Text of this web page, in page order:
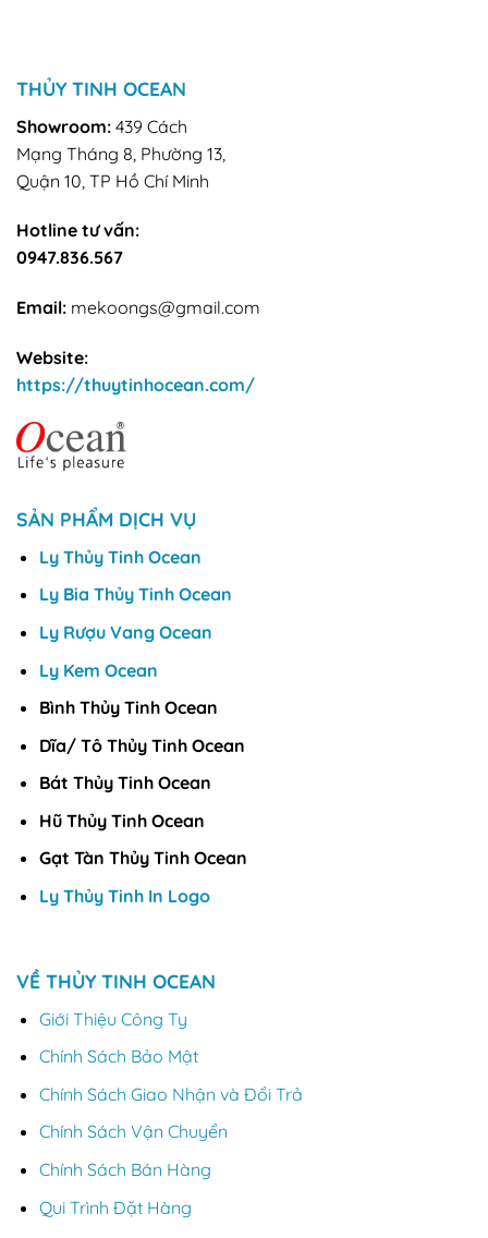
THỦY TINH OCEAN
Showroom: 439 Cách
Mạng Tháng 8, Phường 13,
Quận 10, TP Hồ Chí Minh
Hotline tư vấn:
0947.836.567
Email: mekoongs@gmail.com
Website:
https://thuytinhocean.com/
SẢN PHẨM DỊCH VỤ
Ly Thủy Tinh Ocean
Ly Bia Thủy Tinh Ocean
Ly Rượu Vang Ocean
Ly Kem Ocean
Bình Thủy Tinh Ocean
Dĩa/ Tô Thủy Tinh Ocean
Bát Thủy Tinh Ocean
Hũ Thủy Tinh Ocean
Gạt Tàn Thủy Tinh Ocean
Ly Thủy Tinh In Logo
VỀ THỦY TINH OCEAN
Giới Thiệu Công Ty
Chính Sách Bảo Mật
Chính Sách Giao Nhận và Đổi Trả
Chính Sách Vận Chuyển
Chính Sách Bán Hàng
Qui Trình Đặt Hàng